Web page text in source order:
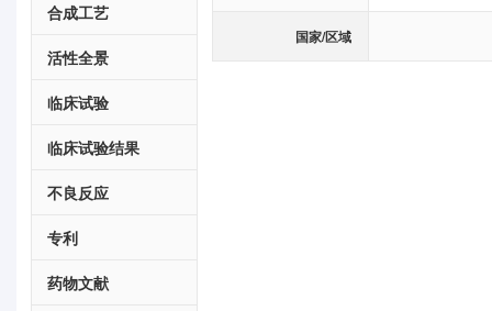
合成工艺
活性全景
临床试验
临床试验结果
不良反应
专利
药物文献
国家/区域